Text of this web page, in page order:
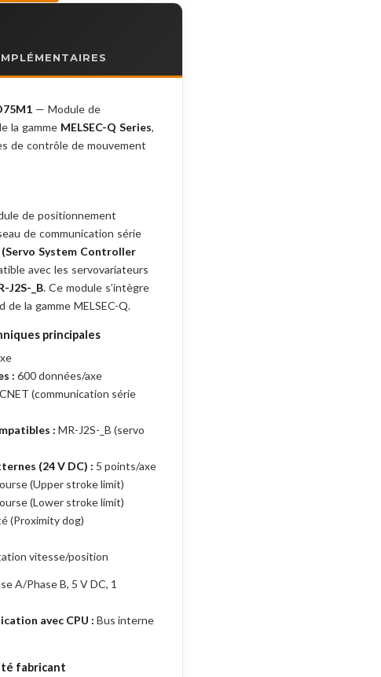
— Module de
la gamme MELSEC-Q Series,
de contrôle de mouvement
de positionnement
de communication série
(Servo System Controller
avec les servovariateurs
J2S-_B. Ce module s’intègre
de la gamme MELSEC-Q.
principales
: 600 données/axe
(communication série
: MR-J2S-_B (servo
(24 V DC) : 5 points/axe
(Upper stroke limit)
(Lower stroke limit)
(Proximity dog)
vitesse/position
A/Phase B, 5 V DC, 1
avec CPU : Bus interne
fabricant